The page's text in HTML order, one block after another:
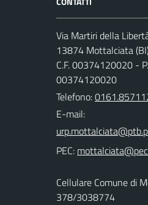
Via Martiri della
13874 Mottalciata
C.F. 00374120020 -
00374120020
Telefono:
E-mail:
PEC:
Cellulare Comune di
378/3038774